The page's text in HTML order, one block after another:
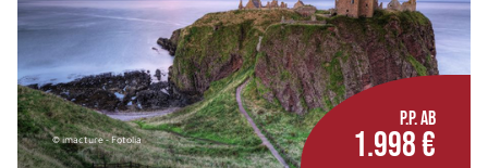
© imacture - Fotolia
P.P. AB
1.998 €